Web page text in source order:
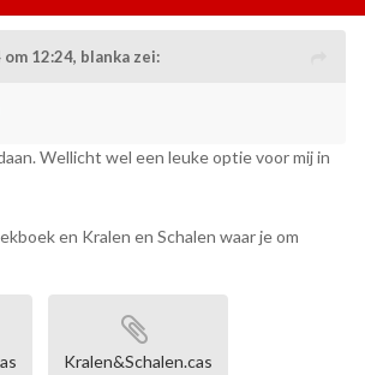
12:24, blanka zei:
Wellicht wel een leuke optie voor mij in
en Kralen en Schalen waar je om
Kralen&Schalen.cas